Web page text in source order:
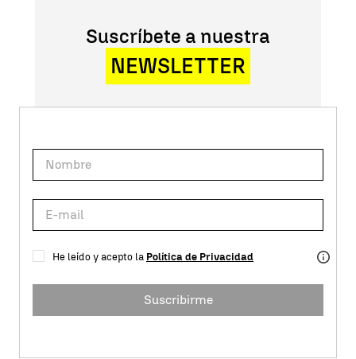
Suscríbete a nuestra
NEWSLETTER
He leído y acepto la Política de Privacidad
Suscribirme